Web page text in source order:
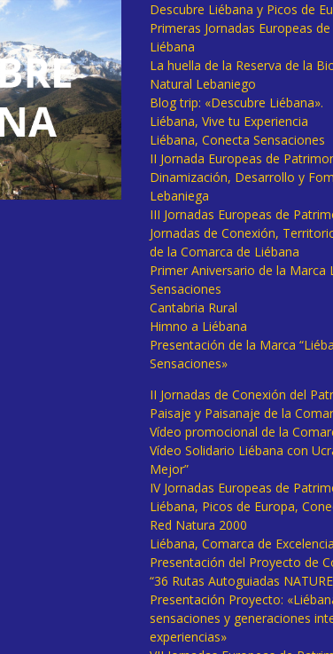
Descubre Liébana y Picos de
Primeras Jornadas Europeas
Liébana
La huella de la Reserva de la
Natural Lebaniego
Blog trip: «Descubre Liébana».
Liébana, Vive tu Experiencia
Liébana, Conecta Sensaciones
II Jornada Europeas de
Dinamización, Desarrollo y
Lebaniega
III Jornadas Europeas de
Jornadas de Conexión,
de la Comarca de Liébana
Primer Aniversario de la Marca
Sensaciones
Cantabria Rural
Himno a Liébana
Presentación de la Marca
Sensaciones»
II Jornadas de Conexión del
Paisaje y Paisanaje de la
Vídeo promocional de la
Vídeo Solidario Liébana con
Mejor”
IV Jornadas Europeas de
Liébana, Picos de Europa,
Red Natura 2000
Liébana, Comarca de
Presentación del Proyecto de
“36 Rutas Autoguiadas
Presentación Proyecto:
sensaciones y generaciones
experiencias»